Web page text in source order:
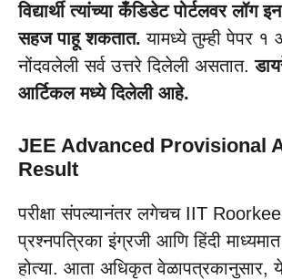
विद्यार्थी त्यांच्या कँडिडेट पोर्टलवर
सहज पाहू शकतात. यामध्ये तुम्ही पेपर
नोंदवलेली सर्व उत्तरे दिलेली असतात.
आर्टिकल मध्ये दिलेली आहे.
JEE Advanced Provisional
Result
परीक्षा संपल्यानंतर लगेचच IIT Roorkee
प्रश्नपत्रिका इंग्रजी आणि हिंदी
होत्या. आता अधिकृत वेळापत्रकानुसार,